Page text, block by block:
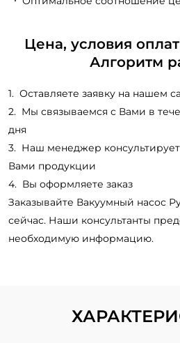
Цена, условия
Алгоритм
Оставляете заявку на нашем
Мы связываемся с Вами в
дня
Наш менеджер
Вами продукции
Вы оформляете заказ
Заказывайте Вакуумный насос
сейчас. Наши консультанты
необходимую информацию.